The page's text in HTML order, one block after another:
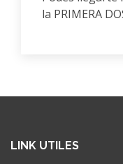
la PRIMERA
LINK UTILES